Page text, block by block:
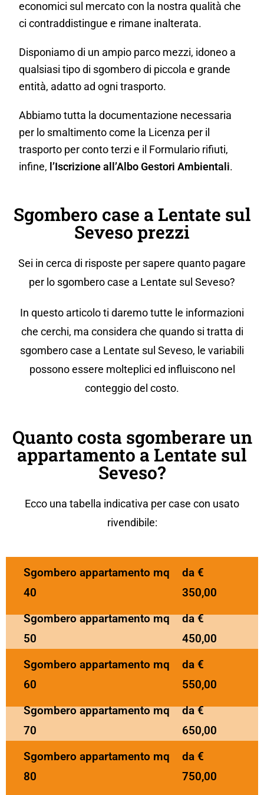
economici sul mercato con la nostra qualità che
ci contraddistingue e rimane inalterata.
Disponiamo di un ampio parco mezzi, idoneo a
qualsiasi tipo di sgombero di piccola e grande
entità, adatto ad ogni trasporto.
Abbiamo tutta la documentazione necessaria
per lo smaltimento come la Licenza per il
trasporto per conto terzi e il Formulario rifiuti,
infine, l’Iscrizione all’Albo Gestori Ambientali.
Sgombero case a Lentate sul
Seveso prezzi
Sei in cerca di risposte per sapere quanto pagare
per lo sgombero case a Lentate sul Seveso?
In questo articolo ti daremo tutte le informazioni
che cerchi, ma considera che quando si tratta di
sgombero case a Lentate sul Seveso, le variabili
possono essere molteplici ed influiscono nel
conteggio del costo.
Quanto costa sgomberare un
appartamento a Lentate sul
Seveso?
Ecco una tabella indicativa per case con usato
rivendibile:
Sgombero appartamento mq
40
da €
350,00
Sgombero appartamento mq
50
da €
450,00
Sgombero appartamento mq
60
da €
550,00
Sgombero appartamento mq
70
da €
650,00
Sgombero appartamento mq
80
da €
750,00